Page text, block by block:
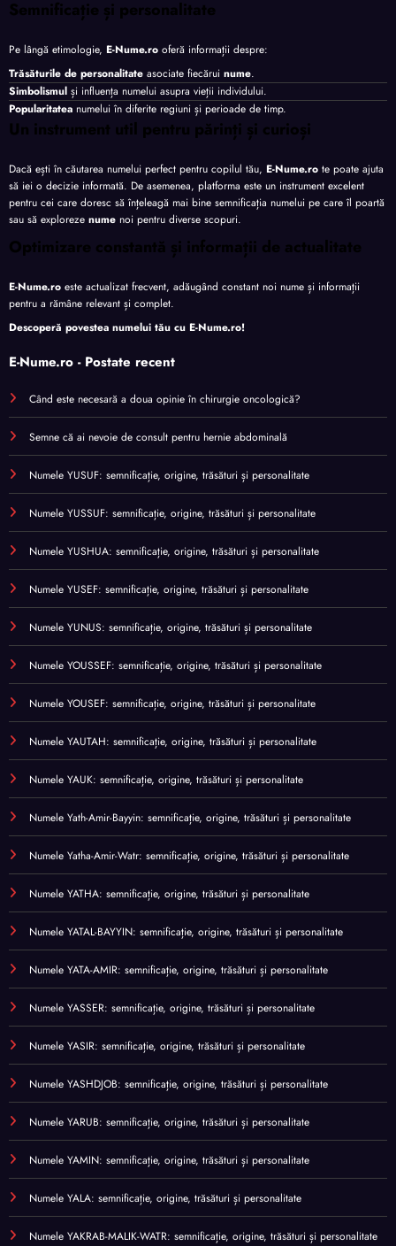
Semnificație și personalitate
Pe lângă etimologie, E-Nume.ro oferă informații despre:
Trăsăturile de personalitate asociate fiecărui nume.
Simbolismul și influența numelui asupra vieții individului.
Popularitatea numelui în diferite regiuni și perioade de timp.
Un instrument util pentru părinți și curioși
Dacă ești în căutarea numelui perfect pentru copilul tău, E-Nume.ro te poate ajuta
să iei o decizie informată. De asemenea, platforma este un instrument excelent
pentru cei care doresc să înțeleagă mai bine semnificația numelui pe care îl poartă
sau să exploreze nume noi pentru diverse scopuri.
Optimizare constantă și informații de actualitate
E-Nume.ro este actualizat frecvent, adăugând constant noi nume și informații
pentru a rămâne relevant și complet.
Descoperă povestea numelui tău cu E-Nume.ro!
E-Nume.ro - Postate recent
Când este necesară a doua opinie în chirurgie oncologică?
Semne că ai nevoie de consult pentru hernie abdominală
Numele YUSUF: semnificație, origine, trăsături și personalitate
Numele YUSSUF: semnificație, origine, trăsături și personalitate
Numele YUSHUA: semnificație, origine, trăsături și personalitate
Numele YUSEF: semnificație, origine, trăsături și personalitate
Numele YUNUS: semnificație, origine, trăsături și personalitate
Numele YOUSSEF: semnificație, origine, trăsături și personalitate
Numele YOUSEF: semnificație, origine, trăsături și personalitate
Numele YAUTAH: semnificație, origine, trăsături și personalitate
Numele YAUK: semnificație, origine, trăsături și personalitate
Numele Yath-Amir-Bayyin: semnificație, origine, trăsături și personalitate
Numele Yatha-Amir-Watr: semnificație, origine, trăsături și personalitate
Numele YATHA: semnificație, origine, trăsături și personalitate
Numele YATAL-BAYYIN: semnificație, origine, trăsături și personalitate
Numele YATA-AMIR: semnificație, origine, trăsături și personalitate
Numele YASSER: semnificație, origine, trăsături și personalitate
Numele YASIR: semnificație, origine, trăsături și personalitate
Numele YASHDJOB: semnificație, origine, trăsături și personalitate
Numele YARUB: semnificație, origine, trăsături și personalitate
Numele YAMIN: semnificație, origine, trăsături și personalitate
Numele YALA: semnificație, origine, trăsături și personalitate
Numele YAKRAB-MALIK-WATR: semnificație, origine, trăsături și personalitate